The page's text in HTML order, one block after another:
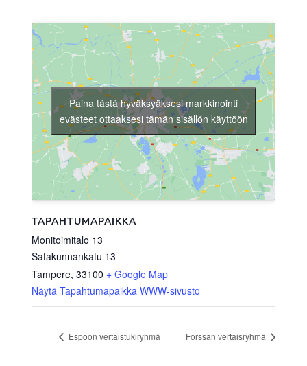
TAPAHTUMAPAIKKA
Monitoimitalo 13
Satakunnankatu 13
Tampere, 33100 + Google Map
Näytä Tapahtumapaikka WWW-sivusto
Paina tästä hyväksyäksesi markkinointi
evästeet ottaaksesi tämän sisällön käyttöön
Espoon vertaistukiryhmä Forssan vertaisryhmä